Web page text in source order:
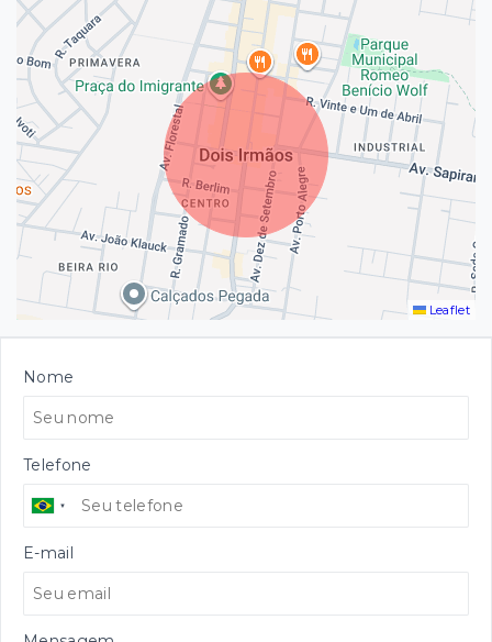
Leaflet
Nome
Telefone
E-mail